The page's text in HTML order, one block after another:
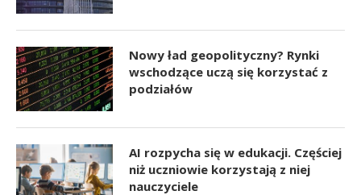
Nowy ład geopolityczny? Rynki
wschodzące uczą się korzystać z
podziałów
AI rozpycha się w edukacji. Częściej
niż uczniowie korzystają z niej
nauczyciele